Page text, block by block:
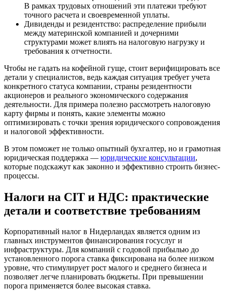
В рамках трудовых отношений эти платежи требуют
точного расчета и своевременной уплаты.
Дивиденды и резидентство: распределение прибыли
между материнской компанией и дочерними
структурами может влиять на налоговую нагрузку и
требования к отчетности.
Чтобы не гадать на кофейной гуще, стоит верифицировать все
детали у специалистов, ведь каждая ситуация требует учета
конкретного статуса компании, страны резидентности
акционеров и реального экономического содержания
деятельности. Для примера полезно рассмотреть налоговую
карту фирмы и понять, какие элементы можно
оптимизировать с точки зрения юридического сопровождения
и налоговой эффективности.
В этом поможет не только опытный бухгалтер, но и грамотная
юридическая поддержка — юридические консультации,
которые подскажут как законно и эффективно строить бизнес-
процессы.
Налоги на CIT и НДС: практические
детали и соответствие требованиям
Корпоративный налог в Нидерландах является одним из
главных инструментов финансирования госуслуг и
инфраструктуры. Для компаний с годовой прибылью до
установленного порога ставка фиксирована на более низком
уровне, что стимулирует рост малого и среднего бизнеса и
позволяет легче планировать бюджеты. При превышении
порога применяется более высокая ставка.